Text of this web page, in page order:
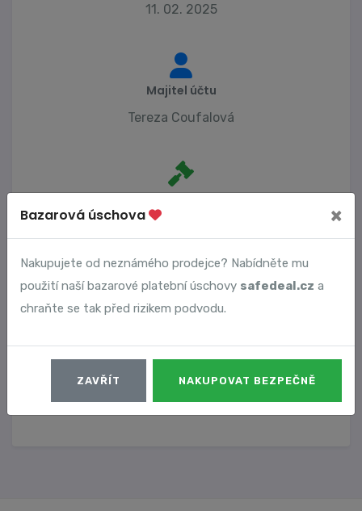
11. 02. 2025
Majitel účtu
Tereza Coufalová
Vyhledané podvody
Číslo podvodu Datum
15256 11. 02. 2025
Bazarová úschova ×
Nakupujete od neznámého prodejce? Nabídněte mu
použití naší bazarové platební úschovy safedeal.cz a
chraňte se tak před rizikem podvodu.
ZAVŘÍT NAKUPOVAT BEZPEČNĚ